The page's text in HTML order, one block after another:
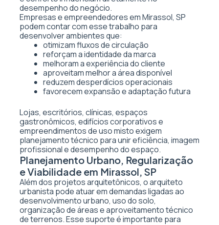
desempenho do negócio.
Empresas e empreendedores em Mirassol, SP
podem contar com esse trabalho para
desenvolver ambientes que:
otimizam fluxos de circulação
reforçam a identidade da marca
melhoram a experiência do cliente
aproveitam melhor a área disponível
reduzem desperdícios operacionais
favorecem expansão e adaptação futura
Lojas, escritórios, clínicas, espaços
gastronômicos, edifícios corporativos e
empreendimentos de uso misto exigem
planejamento técnico para unir eficiência, imagem
profissional e desempenho do espaço.
Planejamento Urbano, Regularização
e Viabilidade em Mirassol, SP
Além dos projetos arquitetônicos, o arquiteto
urbanista pode atuar em demandas ligadas ao
desenvolvimento urbano, uso do solo,
organização de áreas e aproveitamento técnico
de terrenos. Esse suporte é importante para